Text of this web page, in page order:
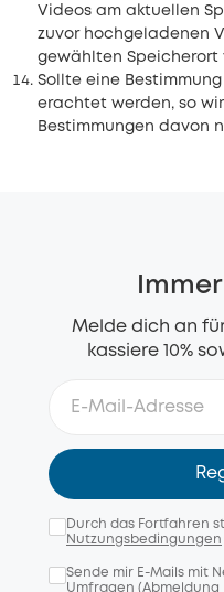
Videos am aktuellen
zuvor hochgeladenen
gewählten Speicherort
Sollte eine
erachtet werden, so
Bestimmungen davon
Melde dich an
kassiere 10%
Durch das Fortfahren
Nutzungsbedingungen
Sende mir E-Mails mit
Umfragen (Abmeldung